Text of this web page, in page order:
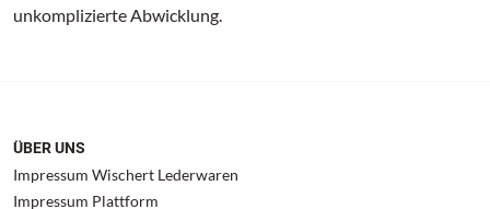
unkomplizierte Abwicklung.
ÜBER UNS
Impressum Wischert Lederwaren
Impressum Plattform